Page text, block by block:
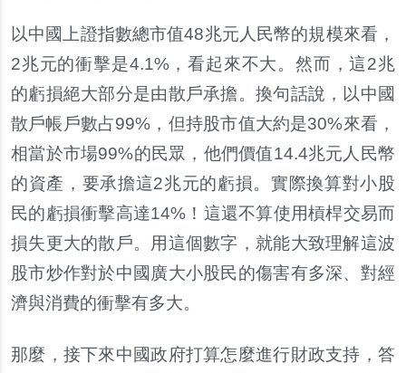
以中國上證指數總市值48兆元人民幣的規模來看，
2兆元的衝擊是4.1%，看起來不大。然而，這2兆
的虧損絕大部分是由散戶承擔。換句話說，以中國
散戶帳戶數占99%，但持股市值大約是30%來看，
相當於市場99%的民眾，他們價值14.4兆元人民幣
的資產，要承擔這2兆元的虧損。實際換算對小股
民的虧損衝擊高達14%！這還不算使用槓桿交易而
損失更大的散戶。用這個數字，就能大致理解這波
股市炒作對於中國廣大小股民的傷害有多深、對經
濟與消費的衝擊有多大。
那麼，接下來中國政府打算怎麼進行財政支持，答